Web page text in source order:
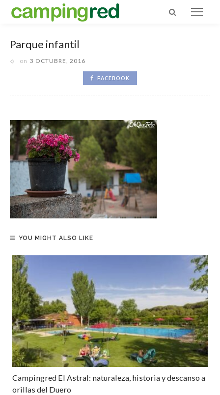
Parque infantil
on 3 OCTUBRE, 2016
FACEBOOK
YOU MIGHT ALSO LIKE
Campingred El Astral: naturaleza, historia y descanso a
orillas del Duero